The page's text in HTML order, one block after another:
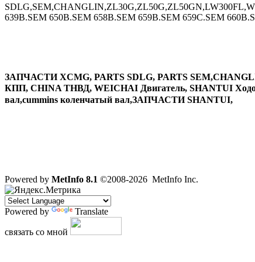
639B.SEM 650B.SEM 658B.SEM 659B.SEM 659C.SEM
ЗАПЧАСТИ XCMG, PARTS SDLG, PARTS
КПП, CHINA ТНВД, WEICHAI Двигатель, SHANTUI
вал,cummins коленчатый вал,ЗАПЧАСТИ SHANTUI,
Powered by MetInfo 8.1 ©2008-2026 MetInfo Inc.
Powered by Translate
связать со мной